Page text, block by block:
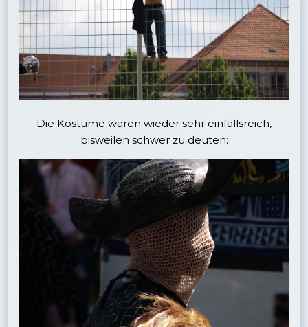
Die Kostüme waren wieder sehr einfallsreich,
bisweilen schwer zu deuten: